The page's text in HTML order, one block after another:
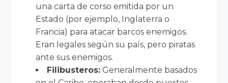
una carta de corso emitida por un
Estado (por ejemplo, Inglaterra o
Francia) para atacar barcos enemigos.
Eran legales según su país, pero piratas
ante sus enemigos.
Filibusteros: Generalmente basados